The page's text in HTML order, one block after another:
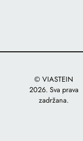
© VIASTEIN
2026. Sva prava
zadržana.